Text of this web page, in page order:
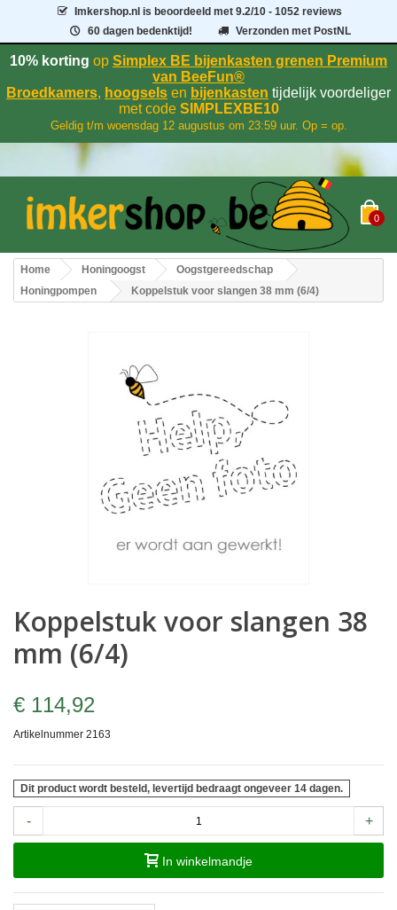
Imkershop.nl is beoordeeld met9.2/10 - 1052 reviews
60 dagen bedenktijd!
Verzonden met PostNL
10% korting op Simplex BE bijenkasten grenen Premium
van BeeFun®
Broedkamers, hoogsels en bijenkasten tijdelijk voordeliger
met codeSIMPLEXBE10
Geldig t/m woensdag 12 augustus om 23:59 uur. Op = op.
0
Home Honingoogst
Oogstgereedschap
Honingpompen
Koppelstuk voor slangen 38 mm (6/4)
Koppelstuk voor slangen 38
mm (6/4)
€ 114,92
Artikelnummer 2163
Dit product wordt besteld, levertijd bedraagt ongeveer 14 dagen.
- +
In winkelmandje